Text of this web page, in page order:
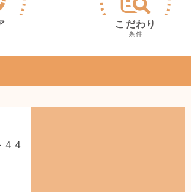
こだわり
条件
４４